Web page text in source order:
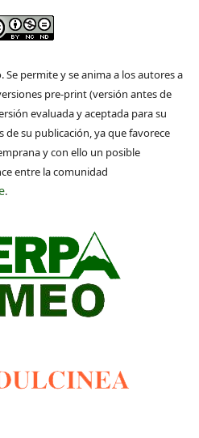
permite y se anima a los autores a
pre-print (versión antes de
evaluada y aceptada para su
de su publicación, ya que favorece
y con ello un posible
entre la comunidad
.